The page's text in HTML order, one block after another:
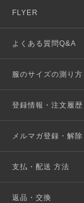
FLYER
よくある質問Q&A
服のサイズの測り方
登録情報・注文履歴
メルマガ登録・解除
支払・配送 方法
返品・交換